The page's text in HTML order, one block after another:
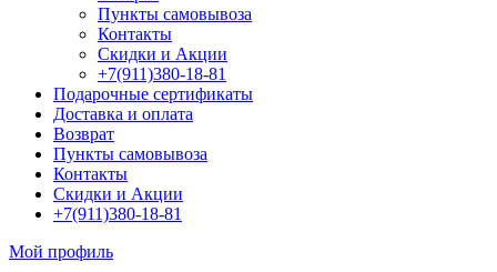
Пункты самовывоза
Контакты
Скидки и Акции
+7(911)380-18-81
Подарочные сертификаты
Доставка и оплата
Возврат
Пункты самовывоза
Контакты
Скидки и Акции
+7(911)380-18-81
Мой профиль